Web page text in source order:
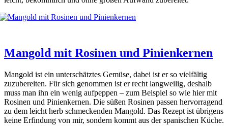
Mangold mit Rosinen und Pinienkernen
Man­gold ist ein unter­schätz­tes Gemü­se, dabei ist er so viel­fäl­tig
zuzu­be­rei­ten. Für sich genom­men ist er recht lang­wei­lig, des­halb
muss man ihn ein wenig auf­pep­pen – zum Bei­spiel so wie hier mit
Rosi­nen und Pini­en­ker­nen. Die süßen Rosi­nen pas­sen her­vor­ra­gend
zu dem leicht herb schme­cken­den Man­gold. Das Rezept ist übri­gens
kei­ne Erfin­dung von mir, son­dern kommt aus der spa­ni­schen Küche.